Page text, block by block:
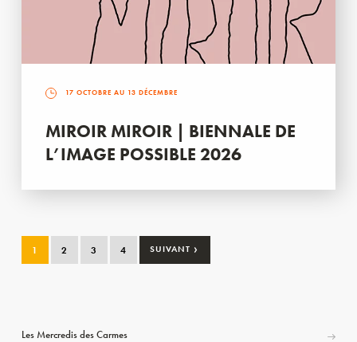
17 OCTOBRE AU 13 DÉCEMBRE
MIROIR MIROIR | BIENNALE DE
L’IMAGE POSSIBLE 2026
1 2 3 4 SUIVANT ›
Les Mercredis des Carmes